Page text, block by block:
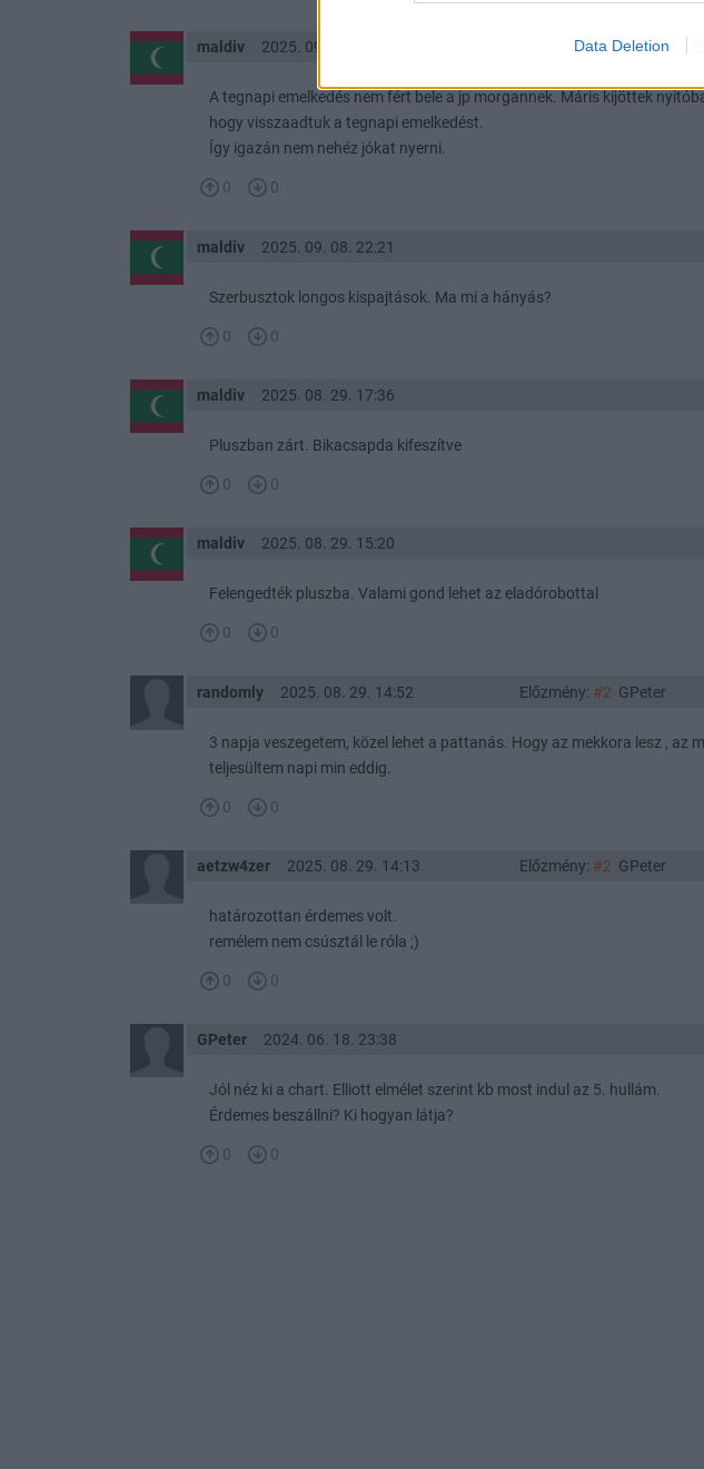
Data Deletion
maldiv 2025. 09. 09. 22:36
A tegnapi emelkedés nem fért bele a jp morgannek. Máris kijöttek
hogy visszaadtuk a tegnapi emelkedést.
Így igazán nem nehéz jókat nyerni.
0 0
maldiv 2025. 09. 08. 22:21
Szerbusztok longos kispajtások. Ma mi a hányás?
0 0
maldiv 2025. 08. 29. 17:36
Pluszban zárt. Bikacsapda kifeszítve
0 0
maldiv 2025. 08. 29. 15:20
Felengedték pluszba. Valami gond lehet az eladórobottal
0 0
randomly 2025. 08. 29. 14:52 Előzmény: #2 GPeter
3 napja veszegetem, közel lehet a pattanás. Hogy az mekkora lesz , az
teljesültem napi min eddig.
0 0
aetzw4zer 2025. 08. 29. 14:13 Előzmény: #2 GPeter
határozottan érdemes volt.
remélem nem csúsztál le róla ;)
0 0
GPeter 2024. 06. 18. 23:38
Jól néz ki a chart. Elliott elmélet szerint kb most indul az 5. hullám.
Érdemes beszállni? Ki hogyan látja?
0 0